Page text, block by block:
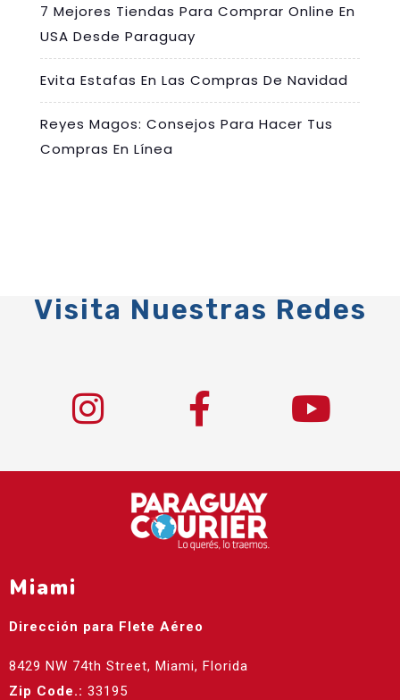
7 Mejores Tiendas Para Comprar Online En
USA Desde Paraguay
Evita Estafas En Las Compras De Navidad
Reyes Magos: Consejos Para Hacer Tus
Compras En Línea
Visita Nuestras Redes
Miami
Dirección para Flete Aéreo
8429 NW 74th Street, Miami, Florida
Zip Code.: 33195